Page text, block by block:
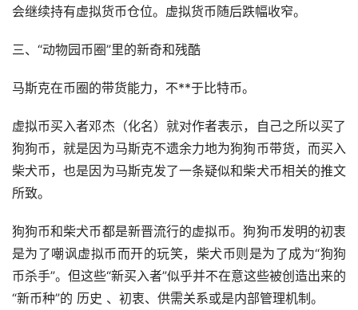
会继续持有虚拟货币仓位。虚拟货币随后跌幅收窄。
三、“动物园币圈”里的新奇和残酷
马斯克在币圈的带货能力，不**于比特币。
虚拟币买入者邓杰（化名）就对作者表示，自己之所以买了
狗狗币，就是因为马斯克不遗余力地为狗狗币带货，而买入
柴犬币，也是因为马斯克发了一条疑似和柴犬币相关的推文
所致。
狗狗币和柴犬币都是新晋流行的虚拟币。狗狗币发明的初衷
是为了嘲讽虚拟币而开的玩笑，柴犬币则是为了成为“狗狗
币杀手”。但这些“新买入者”似乎并不在意这些被创造出来的
“新币种”的 历史 、初衷、供需关系或是内部管理机制。